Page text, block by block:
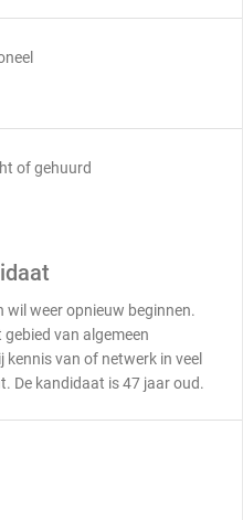
of gehuurd
wil weer opnieuw beginnen.
van algemeen
van of netwerk in veel
De kandidaat is 47 jaar oud.